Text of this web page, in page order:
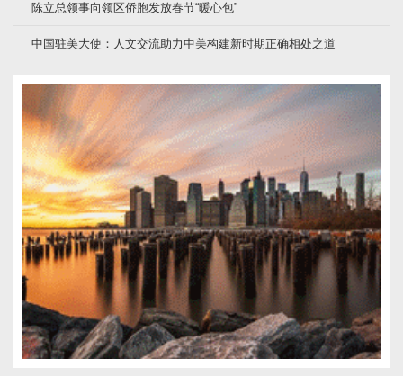
陈立总领事向领区侨胞发放春节“暖心包”
中国驻美大使：人文交流助力中美构建新时期正确相处之道